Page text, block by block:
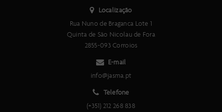
Localização
Rua Nuno de Braganca Lote 1
Quinta de São Nicolau de Fora
2855-093 Corroios
E-mail
info@jasma.pt
Telefone
(+351) 212 268 838